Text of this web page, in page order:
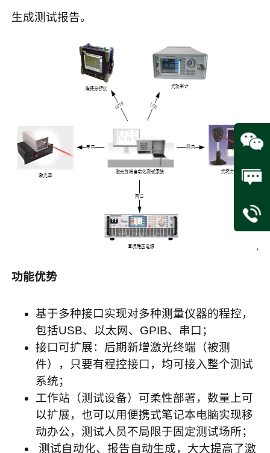
生成测试报告。
功能优势
基于多种接口实现对多种测量仪器的程控，
包括USB、以太网、 GPIB、串口；
接口可扩展：后期新增激光终端（被测
件），只要有程控接口，均可接入整个测试
系统；
工作站（测试设备）可柔性部署，数量上可
以扩展，也可以用便携式笔记本电脑实现移
动办公，测试人员不局限于固定测试场所；
测试自动化、报告自动生成，大大提高了激